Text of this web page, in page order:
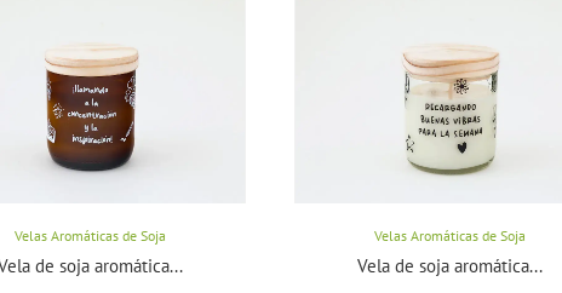
Velas Aromáticas de Soja
de soja aromática...
Velas Aromáticas de Soja
Vela de soja aromática...